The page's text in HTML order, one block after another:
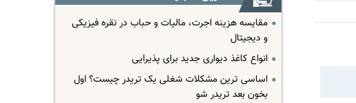
مقایسه هزینه اجرت، مالیات و حباب در نقره فیزیکی
و دیجیتال
انواع کاغذ دیواری جدید برای پذیرایی
اساسی ترین مشکلات شغلی یک تریدر چیست؟ اول
بخون بعد تریدر شو